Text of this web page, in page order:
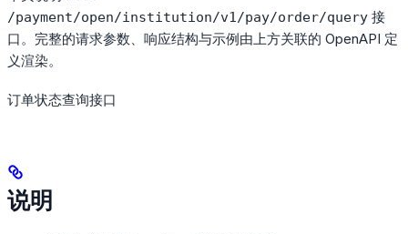
/payment/open/institution/v1/pay/order/query 接
口。完整的请求参数、响应结构与示例由上方关联的 OpenAPI 定
义渲染。
订单状态查询接口
说明